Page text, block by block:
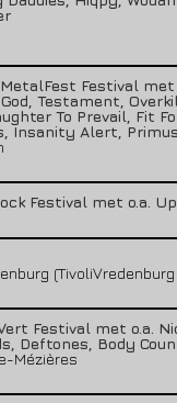
Festival met
Testament,
To Prevail, Fit
Insanity Alert,
Festival met o.a.
Festival met o.a.
Deftones, Body
Mézières